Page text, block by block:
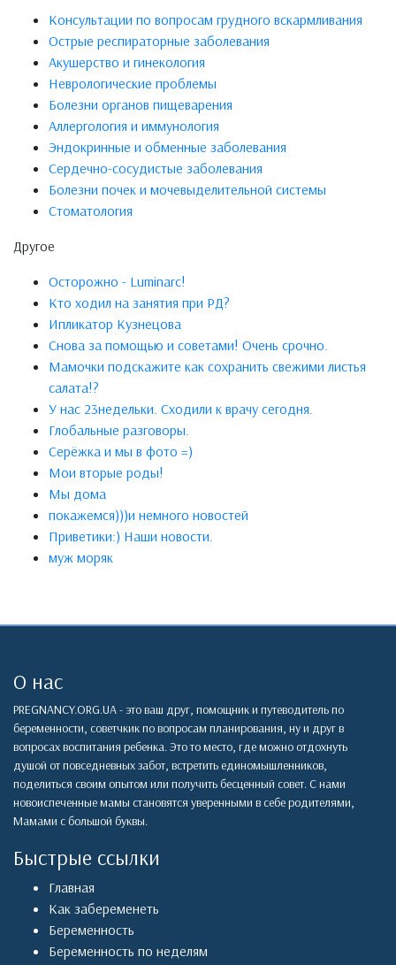
Консультации по вопросам грудного вскармливания
Острые респираторные заболевания
Акушерство и гинекология
Неврологические проблемы
Болезни органов пищеварения
Аллергология и иммунология
Эндокринные и обменные заболевания
Сердечно-сосудистые заболевания
Болезни почек и мочевыделительной системы
Стоматология
Другое
Осторожно - Luminarc!
Кто ходил на занятия при РД?
Ипликатор Кузнецова
Снова за помощью и советами! Очень срочно.
Мамочки подскажите как сохранить свежими листья
салата!?
У нас 23недельки. Сходили к врачу сегодня.
Глобальные разговоры.
Серёжка и мы в фото =)
Мои вторые роды!
Мы дома
покажемся)))и немного новостей
Приветики:) Наши новости.
муж моряк
О нас
PREGNANCY.ORG.UA - это ваш друг, помощник и путеводитель по
беременности, советчкик по вопросам планирования, ну и друг в
вопросах воспитания ребенка. Это то место, где можно отдохнуть
душой от повседневных забот, встретить единомышленников,
поделиться своим опытом или получить бесценный совет. С нами
новоиспеченные мамы становятся уверенными в себе родителями,
Мамами с большой буквы.
Быстрые ссылки
Главная
Как забеременеть
Беременность
Беременность по неделям